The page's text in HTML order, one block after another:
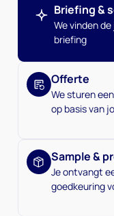
Briefing &
We vinden
briefing
Offerte
We sturen
op basis van
Sample &
Je ontvangt
goedkeuring